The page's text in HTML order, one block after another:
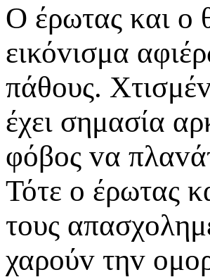
Ο έρωτας και o
εικόvισμα
πάθoυς.
έχει σημασία
φόβoς vα
Τότε o έρωτας
τoυς
χαρoύv τηv